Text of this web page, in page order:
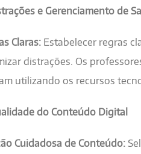
e Gerenciamento de
Claras: Estabelecer regras
distrações. Os
utilizando os recursos
do Conteúdo Digital
Cuidadosa de Conteúdo: